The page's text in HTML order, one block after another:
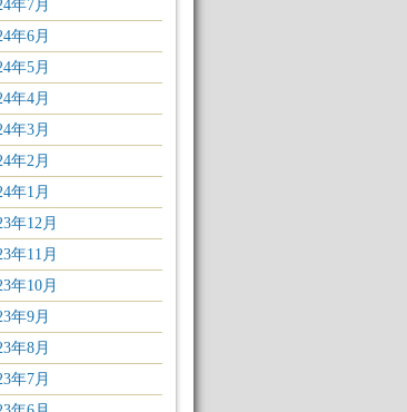
年7月
年6月
年5月
年4月
年3月
年2月
年1月
年12月
年11月
年10月
年9月
年8月
年7月